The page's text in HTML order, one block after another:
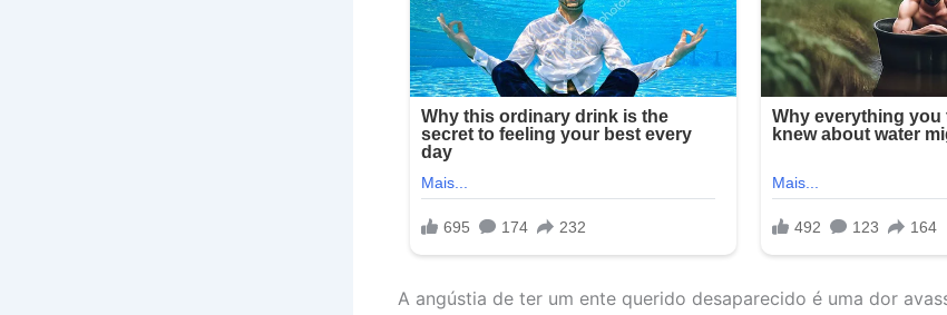
A angústia de ter um ente querido desaparecido é uma dor